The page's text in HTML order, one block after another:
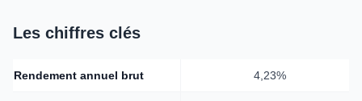
Les chiffres clés
Rendement annuel brut 4,23%